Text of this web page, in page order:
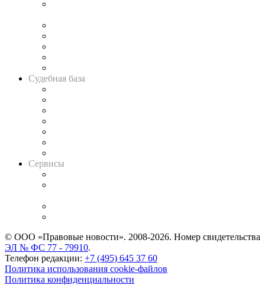
Судебная база
Сервисы
© ООО «Правовые новости». 2008-2026. Номер свидетельства
ЭЛ № ФС 77 - 79910.
Телефон редакции: +7 (495) 645 37 60
Политика использования cookie-файлов
Политика конфиденциальности